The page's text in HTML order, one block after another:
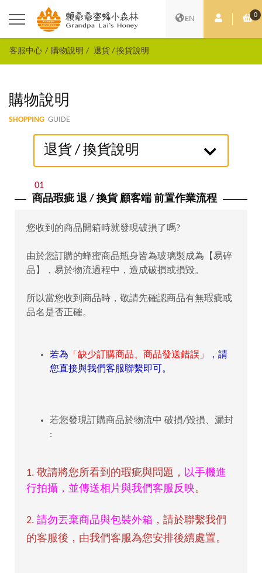
EN 會員中心0
購
客服中心 購物說明 退貨 / 換貨說明
購物說明
SHOPPING GUIDE
退貨 / 換貨說明
01
商品瑕疵 退 / 換貨 顧客端 前置作業流程
您收到的商品開箱時就發現破損了嗎?
由於您訂購的蜂蜜商品瓶身皆為玻璃製成為【易碎
品】，易於物流過程中，造成破損或損毀。
所以當您收到商品時，敬請先確認商品有無瑕疵或
品名是否正確。
若為 「缺少訂購商品、商品發送錯誤」
，請
您直接與我們客服聯繫即可。
若您發現訂購商品於物流中 破損/毀損、漏封
:
1. 敬請將您所看到的瑕疵與問題， 以手機進
行拍攝，並傳送相片與我們客服反映。
2. 請勿丟棄商品與包裝外箱 ，請於聯繫我們
的客服後，由我們客服為您安排後續處置。